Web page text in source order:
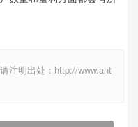
注明出处：http://www.ant